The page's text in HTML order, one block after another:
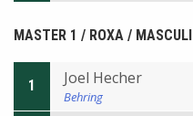
MASTER 1 / ROXA /
1 Joel Hecher
Behring